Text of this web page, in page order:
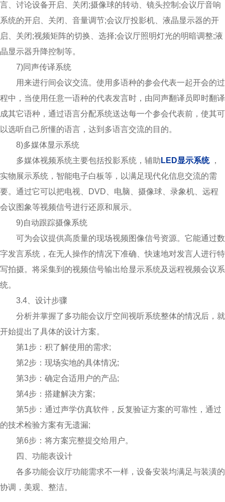
言、讨论设备开启、关闭;摄像球的转动、镜头控制;会议厅音响
系统的开启、关闭、音量调节;会议厅投影机、液晶显示器的开
启、关闭;视频矩阵的切换、选择;会议厅照明灯光的明暗调整;液
晶显示器升降控制等。
7)同声传译系统
用来进行间会议交流。使用多语种的参会代表一起开会的过
程中，当使用任意一语种的代表发言时，由同声翻译员即时翻译
成其它语种，通过语言分配系统送达每一个参会代表前，使其可
以选听自己所懂的语言，达到多语言交流的目的。
8)多媒体显示系统
多媒体视频系统主要包括投影系统，辅助 LED显示系统
，
实物展示系统，智能电子白板等，以满足现代化信息交流的需
要。通过它可以把电视、DVD、电脑、摄像球、录象机、远程
会议图象等视频信号进行还原和展示。
9)自动跟踪摄像系统
可为会议提供高质量的现场视频图像信号资源。它能通过数
字发言系统，在无人操作的情况下准确、快速地对发言人进行特
写拍摄。将采集到的视频信号输出给显示系统及远程视频会议系
统。
3.4、设计步骤
分析并掌握了多功能会议厅空间视听系统整体的情况后，就
开始提出了具体的设计方案。
第1步：积了解使用的需求;
第2步：现场实地的具体情况;
第3步：确定合适用户的产品;
第4步：搭建解决方案;
第5步：通过声学仿真软件，反复验证方案的可靠性，通过
的技术检验方案有无遗漏;
第6步：将方案完整提交给用户。
四、功能表设计
各多功能会议厅功能需求不一样，设备安装均满足与装潢的
协调，美观、整洁。